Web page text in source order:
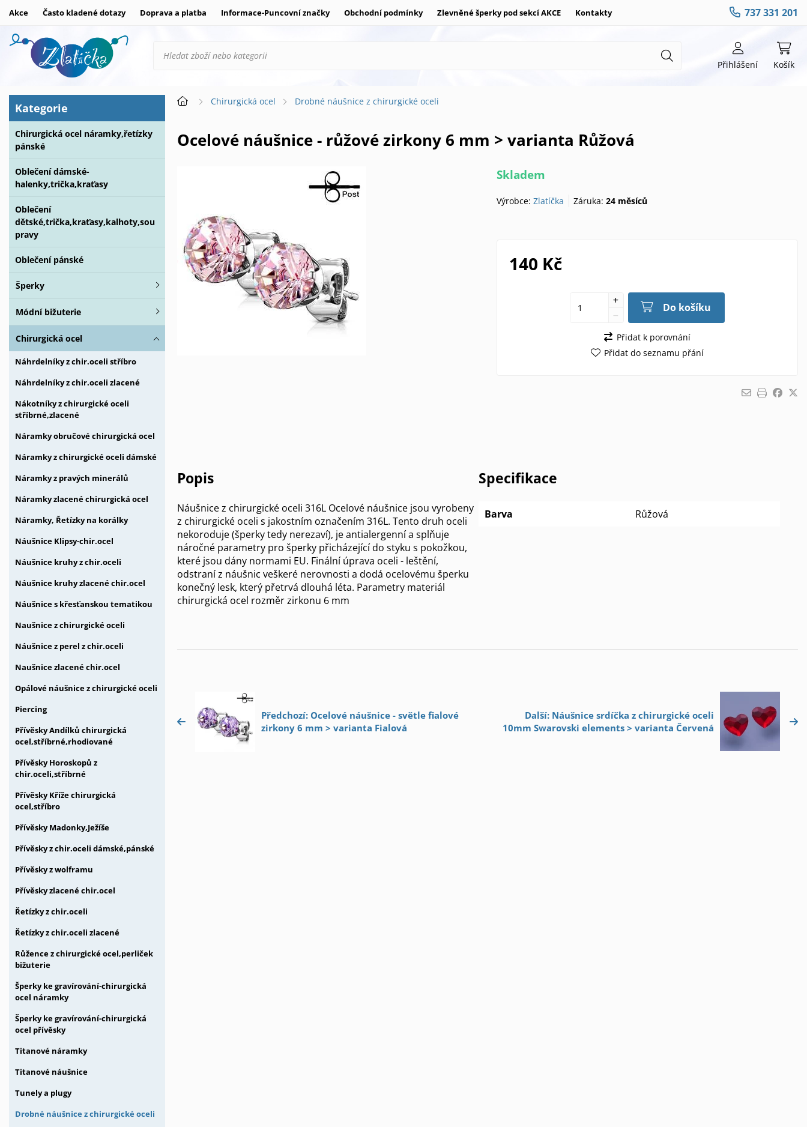
Akce Často kladené dotazy Doprava a platba Informace-Puncovní značky Obchodní podmínky Zlevněné šperky pod sekcí AKCE Kontakty 737 331 201
Přihlášení Košík
Kategorie
Chirurgická ocel náramky,řetízky
pánské
Oblečení dámské-
halenky,trička,kraťasy
Oblečení
dětské,trička,kraťasy,kalhoty,sou
pravy
Oblečení pánské
Šperky
Módní bižuterie
Chirurgická ocel
Náhrdelníky z chir.oceli stříbro
Náhrdelníky z chir.oceli zlacené
Nákotníky z chirurgické oceli
stříbrné,zlacené
Náramky obručové chirurgická ocel
Náramky z chirurgické oceli dámské
Náramky z pravých minerálů
Náramky zlacené chirurgická ocel
Náramky, Řetízky na korálky
Náušnice Klipsy-chir.ocel
Náušnice kruhy z chir.oceli
Náušnice kruhy zlacené chir.ocel
Náušnice s křesťanskou tematikou
Naušnice z chirurgické oceli
Náušnice z perel z chir.oceli
Naušnice zlacené chir.ocel
Opálové náušnice z chirurgické oceli
Piercing
Přívěsky Andílků chirurgická
ocel,stříbrné,rhodiované
Přívěsky Horoskopů z
chir.oceli,stříbrné
Přívěsky Kříže chirurgická
ocel,stříbro
Přívěsky Madonky,Ježíše
Přívěsky z chir.oceli dámské,pánské
Přívěsky z wolframu
Přívěsky zlacené chir.ocel
Řetízky z chir.oceli
Řetízky z chir.oceli zlacené
Růžence z chirurgické ocel,perliček
bižuterie
Šperky ke gravírování-chirurgická
ocel náramky
Šperky ke gravírování-chirurgická
ocel přívěsky
Titanové náramky
Titanové náušnice
Tunely a plugy
Drobné náušnice z chirurgické oceli
Chirurgická ocel Drobné náušnice z chirurgické oceli
Ocelové náušnice - růžové zirkony 6 mm > varianta Růžová
Skladem
Výrobce: Zlatíčka Záruka:24 měsíců
140 Kč
Do košíku
Přidat k porovnání
Přidat do seznamu přání
Popis
Náušnice z chirurgické oceli 316L Ocelové náušnice jsou vyrobeny
z chirurgické oceli s jakostním označením 316L. Tento druh oceli
nekoroduje (šperky tedy nerezaví), je antialergenní a splňuje
náročné parametry pro šperky přicházející do styku s pokožkou,
které jsou dány normami EU. Finální úprava oceli - leštění,
odstraní z náušnic veškeré nerovnosti a dodá ocelovému šperku
konečný lesk, který přetrvá dlouhá léta. Parametry materiál
chirurgická ocel rozměr zirkonu 6 mm
Specifikace
Barva Růžová
Předchozí: Ocelové náušnice - světle fialové
zirkony 6 mm > varianta Fialová
Další: Náušnice srdíčka z chirurgické oceli
10mm Swarovski elements > varianta Červená